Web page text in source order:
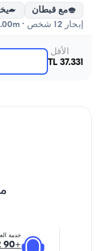
مع قبطان
إبحار 12 شخص · 16.00m
الأقل
37.331 TL
خدمة